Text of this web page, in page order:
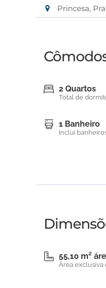
Princesa,
2 Quartos
Total de
1 Banheiro
Inclui
55,10 m²
Área exclusiva